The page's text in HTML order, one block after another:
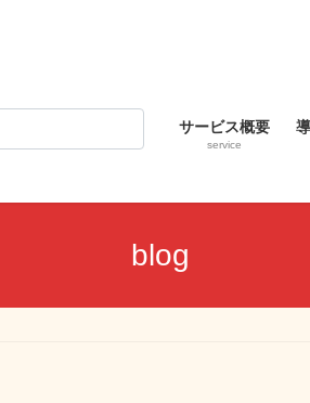
サービス概要
service
blog